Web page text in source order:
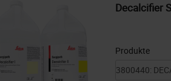
Decalcifier
Produkte